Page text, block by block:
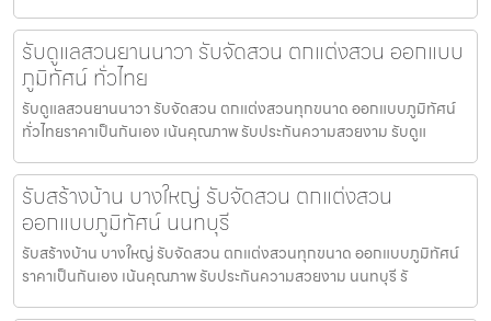
รับดูแลสวนยานนาวา รับจัดสวน ตกแต่งสวน ออกแบบ
ภูมิทัศน์ ทั่วไทย
รับดูแลสวนยานนาวา รับจัดสวน ตกแต่งสวนทุกขนาด ออกแบบภูมิทัศน์
ทั่วไทยราคาเป็นกันเอง เน้นคุณภาพ รับประกันความสวยงาม รับดูแ
รับสร้างบ้าน บางใหญ่ รับจัดสวน ตกแต่งสวน
ออกแบบภูมิทัศน์ นนทบุรี
รับสร้างบ้าน บางใหญ่ รับจัดสวน ตกแต่งสวนทุกขนาด ออกแบบภูมิทัศน์
ราคาเป็นกันเอง เน้นคุณภาพ รับประกันความสวยงาม นนทบุรี รั